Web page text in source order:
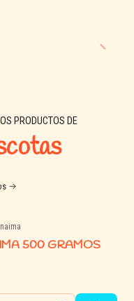
PRODUCTOS DE
500 GRAMOS